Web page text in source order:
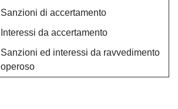
Sanzioni di accertamento
Interessi da accertamento
Sanzioni ed interessi da ravvedimento
operoso